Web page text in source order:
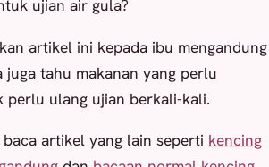
ujian air gula?
artikel ini kepada ibu mengandung
juga tahu makanan yang perlu
perlu ulang ujian berkali-kali.
artikel yang lain seperti kencing